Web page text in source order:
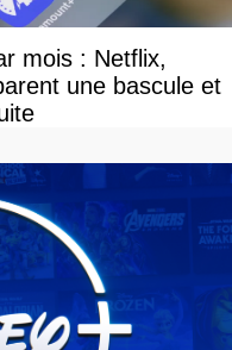
mois : Netflix,
une bascule et